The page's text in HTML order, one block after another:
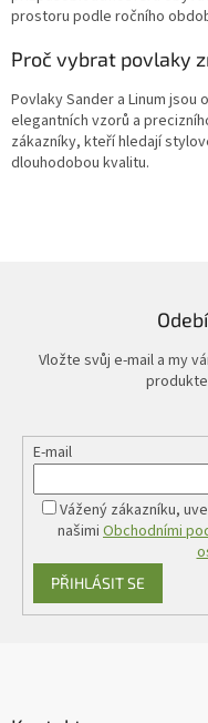
prostoru podle ročního
Proč vybrat povlaky
Povlaky Sander a Linum
elegantních vzorů a
zákazníky, kteří hledají
dlouhodobou kvalitu.
Vložte svůj e-mail a my
E-mail
Vážený zákazníku,
našimi Obchodními
PŘIHLÁSIT SE